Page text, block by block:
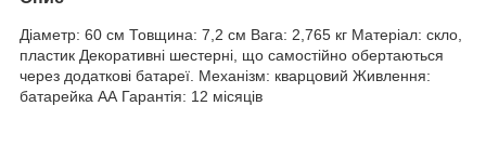
Діаметр: 60 см Товщина: 7,2 см Вага: 2,765 кг Матеріал: скло,
пластик Декоративні шестерні, що самостійно обертаються
через додаткові батареї. Механізм: кварцовий Живлення:
батарейка АА Гарантія: 12 місяців